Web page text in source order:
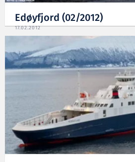
Edøyfjord (02/2012)
17.02.2012